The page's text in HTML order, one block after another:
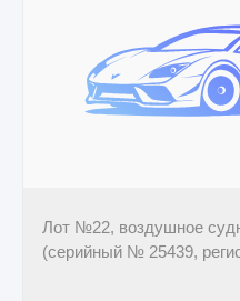
Лот №22, воздушное
(серийный № 25439,